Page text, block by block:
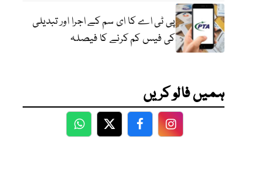
پی ٹی اے کا ای سم کے اجرا اور تبدیلی
کی فیس کم کرنے کا فیصلہ
ہمیں فالو کریں
WhatsApp
TwitterFacebookFacebook